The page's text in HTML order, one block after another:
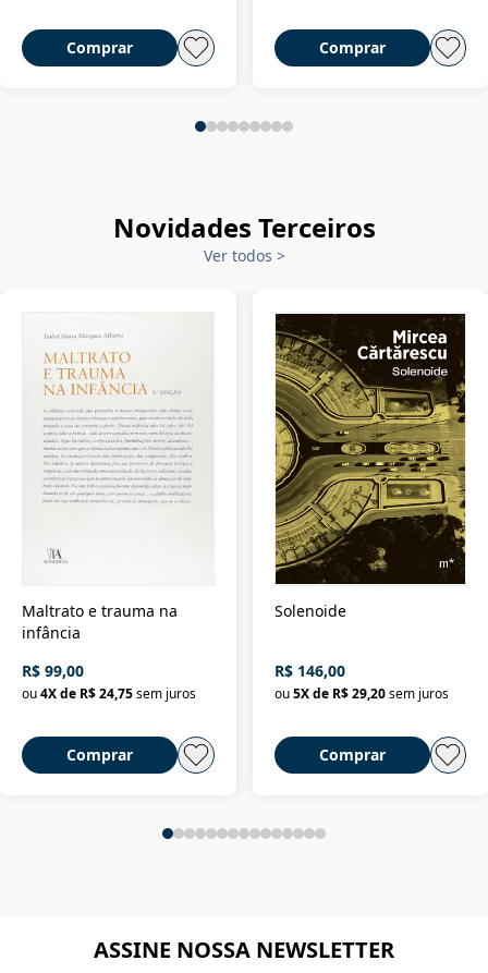
Comprar Comprar
Novidades Terceiros
Ver todos >
Maltrato e trauma na
infância
R$ 99,00
ou4X de R$ 24,75sem juros
Comprar
Solenoide
R$ 146,00
ou 5X de R$ 29,20 sem juros
Comprar
ASSINE NOSSA NEWSLETTER